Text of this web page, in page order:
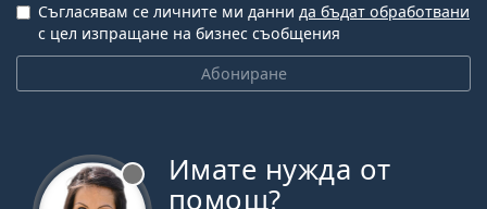
Абониране
Съгласявам се личните ми данни да бъдат обработвани
с цел изпращане на бизнес съобщения
Имате нужда от
помощ?